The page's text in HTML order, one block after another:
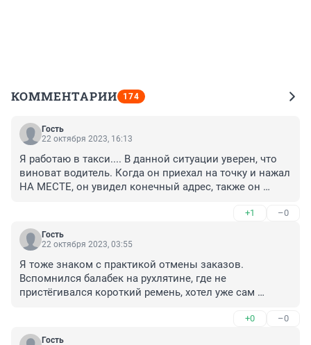
КОММЕНТАРИИ 174
Гость
22 октября 2023, 16:13
Я работаю в такси.... В данной ситуации уверен, что
виноват водитель. Когда он приехал на точку и нажал
НА МЕСТЕ, он увидел конечный адрес, также он
было отменять заказ, если ты не хочешь ехать, а не
нажимать ПОЕХАЛИ, чтобы сдернуть с клиента
деньги. Сам создал конфликтную ситуацию. Сам
По сравнению с Хасанской😂... Оттуда всегда заказ
есть.
+1 –0
Гость
22 октября 2023, 03:55
Я тоже знаком с практикой отмены заказов.
Вспомнился балабек на рухлятине, где не
пристёгивался короткий ремень, хотел уже сам
трудом понимающий русский, соизволил отменить.
Кстати, Максим так и не отреагировал на моё
+0 –0
Гость